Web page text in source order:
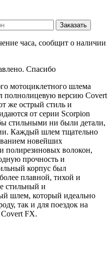
часа, сообщит о наличии
Спасибо
мотоциклетного шлема
полнолицевую версию Covert
же острый стиль и
от серии Scorpion
стильными ни были детали,
Каждый шлем тщательно
новейших
полирезиновых волокон,
прочность и
корпус был
плавной, тихой и
стильный и
шлем, который идеально
так и для поездок на
Covert FX.